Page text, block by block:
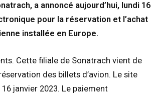
a annoncé aujourd’hui, lundi 16
pour la réservation et l’achat
installée en Europe.
Cette filiale de Sonatrach vient de
des billets d’avion. Le site
janvier 2023. Le paiement